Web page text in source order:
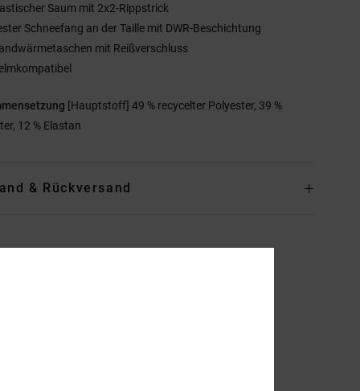
Saum mit 2x2-Rippstrick
Schneefang an der Taille mit DWR-Beschichtung
mit Reißverschluss
[Hauptstoff] 49 % recycelter Polyester, 39 %
12 % Elastan
& Rückversand